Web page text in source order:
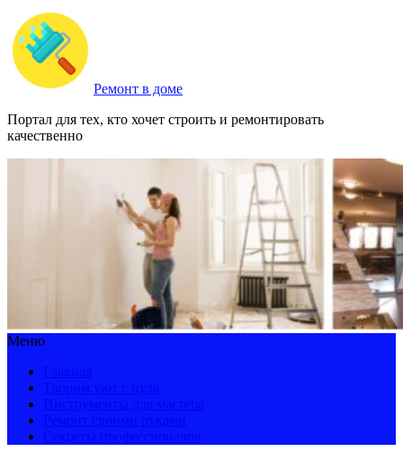
Ремонт в доме
Портал для тех, кто хочет строить и ремонтировать
качественно
Меню